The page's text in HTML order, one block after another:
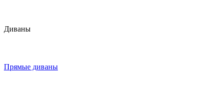
Диваны
Прямые диваны